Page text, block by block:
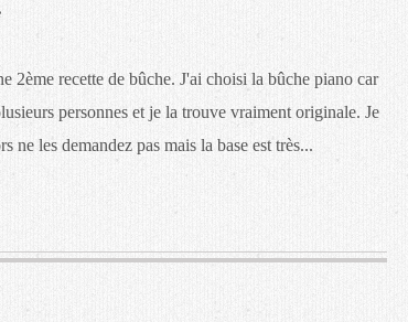
2ème recette de bûche. J'ai choisi la bûche piano car
personnes et je la trouve vraiment originale. Je
ne les demandez pas mais la base est très...